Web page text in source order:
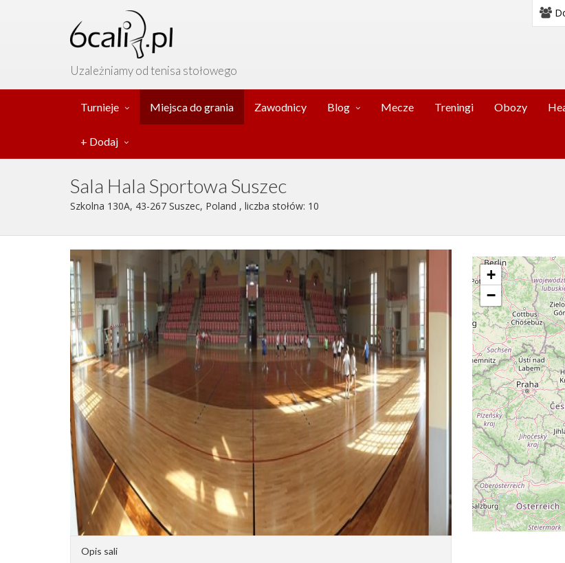
Uzależniamy od tenisa stołowego
Turnieje Miejsca do grania Zawodnicy Blog Mecze Treningi Obozy
+ Dodaj
Sala Hala Sportowa Suszec
Szkolna 130A, 43-267 Suszec, Poland , liczba stołów: 10
+
−
Opis sali